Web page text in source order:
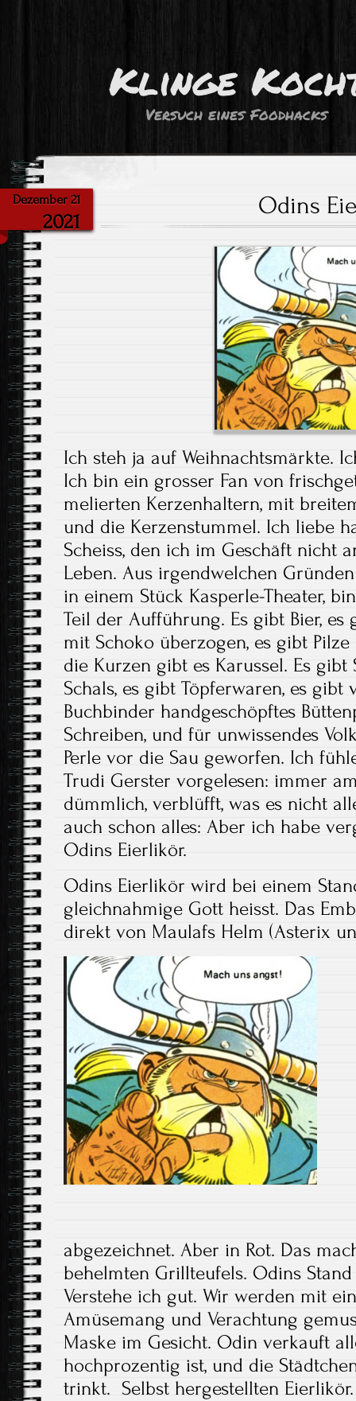
Klinge
Versuch eines Foodhacks
Dezember 21
2021
Odins
Ich steh ja auf Weihnachtsmärkte.
Ich bin ein grosser Fan von
melierten Kerzenhaltern, mit
und die Kerzenstummel. Ich liebe
Scheiss, den ich im Geschäft nicht
Leben. Aus irgendwelchen
in einem Stück Kasperle-Theater,
Teil der Aufführung. Es gibt Bier, es
mit Schoko überzogen, es gibt
die Kurzen gibt es Karussel. Es gibt
Schals, es gibt Töpferwaren, es
Buchbinder handgeschöpftes
Schreiben, und für unwissendes
Perle vor die Sau geworfen. Ich
Trudi Gerster vorgelesen: immer
dümmlich, verblüfft, was es nicht
auch schon alles: Aber ich habe
Odins Eierlikör.
Odins Eierlikör wird bei einem
gleichnahmige Gott heisst. Das
direkt von Maulafs Helm (Asterix
abgezeichnet. Aber in Rot. Das
behelmten Grillteufels. Odins
Verstehe ich gut. Wir werden mit
Amüsemang und Verachtung
Maske im Gesicht. Odin verkauft
hochprozentig ist, und die
trinkt. Selbst hergestellten Eierlikör.